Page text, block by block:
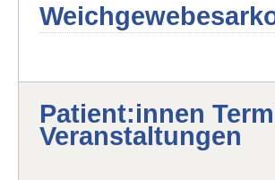
Patient:innen
Veranstaltungen